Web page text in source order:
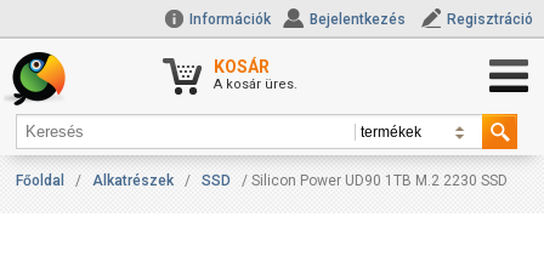
Információk Bejelentkezés Regisztráció
KOSÁR
A kosár üres.
Főoldal / Alkatrészek / SSD / Silicon Power UD90 1TB M.2 2230 SSD